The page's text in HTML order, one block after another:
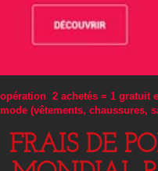
opération 2 achetés = 1 gratuit
mode (vêtements, chaussures,
FRAIS DE